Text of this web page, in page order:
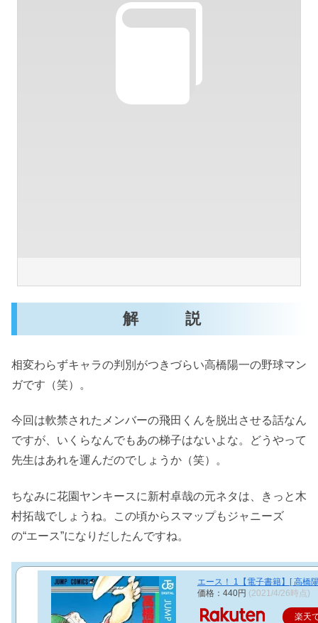
解 説
相変わらずキャラの判別がつきづらい高橋陽一の野球マン
ガです（笑）。
今回は軟禁されたメンバーの飛田くんを脱出させる話なん
ですが、いくらなんでもあの梯子はないよな。どうやって
先生はあれを運んだのでしょうか（笑）。
ちなみに花園ヤンキースに新村卓哉の元ネタは、きっと木
村拓哉でしょうね。この頃からスマップもジャニーズ
の“エース”になりだしたんですね。
エース！ 1【電子書籍】[ 高橋
価格：440円 (2021/4/26時点)
楽天